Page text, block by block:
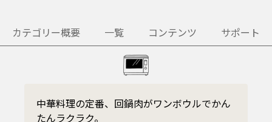
プ
カテゴリー概要 一覧 コンテンツ サポート
中華料理の定番、回鍋肉がワンボウルでかん
たんラクラク。